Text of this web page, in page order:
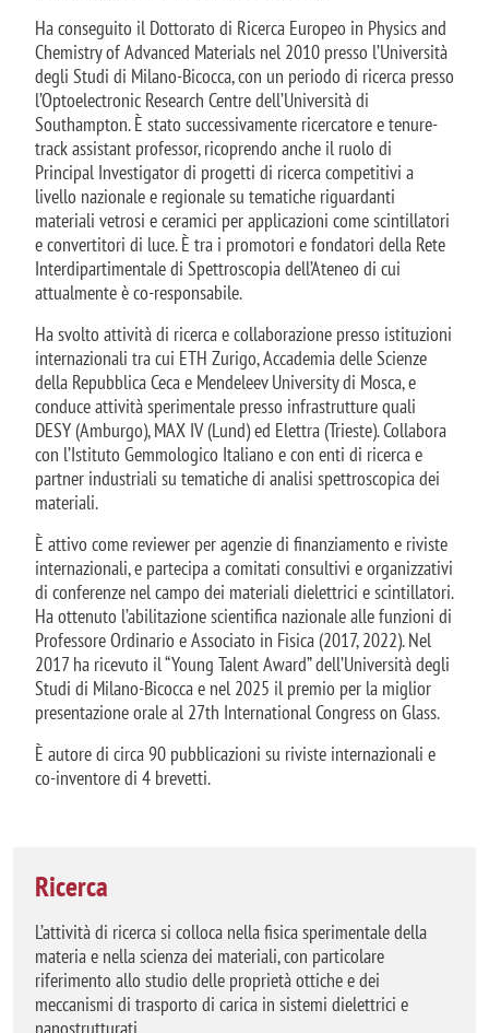
Ha conseguito il Dottorato di Ricerca Europeo in Physics and
Chemistry of Advanced Materials nel 2010 presso l’Università
degli Studi di Milano-Bicocca, con un periodo di ricerca presso
l’Optoelectronic Research Centre dell’Università di
Southampton. È stato successivamente ricercatore e tenure-
track assistant professor, ricoprendo anche il ruolo di
Principal Investigator di progetti di ricerca competitivi a
livello nazionale e regionale su tematiche riguardanti
materiali vetrosi e ceramici per applicazioni come scintillatori
e convertitori di luce.È tra i promotori e fondatori della Rete
Interdipartimentale di Spettroscopia dell’Ateneo di cui
attualmente è co-responsabile.
Ha svolto attività di ricerca e collaborazione presso istituzioni
internazionali tra cui ETH Zurigo, Accademia delle Scienze
della Repubblica Ceca e Mendeleev University di Mosca, e
conduce attività sperimentale presso infrastrutture quali
DESY (Amburgo), MAX IV (Lund) ed Elettra (Trieste). Collabora
con l’Istituto Gemmologico Italiano e con enti di ricerca e
partner industriali su tematiche di analisi spettroscopica dei
materiali.
È attivo come reviewer per agenzie di finanziamento e riviste
internazionali, e partecipa a comitati consultivi e organizzativi
di conferenze nel campo dei materiali dielettrici e scintillatori.
Ha ottenuto l’abilitazione scientifica nazionale alle funzioni di
Professore Ordinario e Associato in Fisica (2017, 2022). Nel
2017 ha ricevuto il “Young Talent Award” dell’Università degli
Studi di Milano-Bicocca e nel 2025 il premio per la miglior
presentazione orale al 27th International Congress on Glass.
È autore di circa 90 pubblicazioni su riviste internazionali e
co-inventore di 4 brevetti.
Ricerca
L’attività di ricerca si colloca nella fisica sperimentale della
materia e nella scienza dei materiali, con particolare
riferimento allo studio delle proprietà ottiche e dei
meccanismi di trasporto di carica in sistemi dielettrici e